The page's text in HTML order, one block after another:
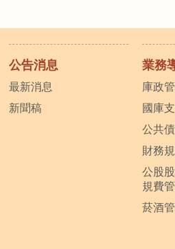
公告消息
最新消息
新聞稿
業務
庫政
國庫
公共
財務
公股
規費
菸酒